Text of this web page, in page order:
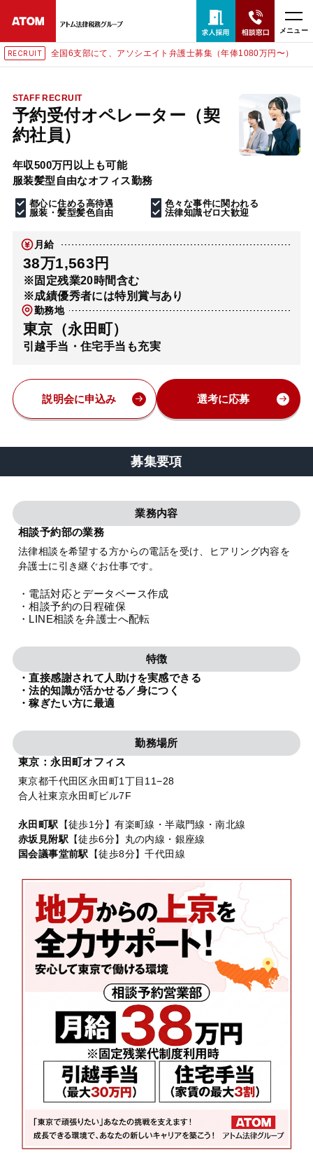
メニュー
RECRUIT 全国6支部にて、アソシエイト弁護士募集（年俸1080万円〜）
STAFF RECRUIT
予約受付オペレーター（契
約社員）
年収500万円以上も可能
服装髪型自由なオフィス勤務
都心に住める高待遇
色々な事件に関われる
服装・髪型髪色自由
法律知識ゼロ大歓迎
月給
38万1,563円
※固定残業20時間含む
※成績優秀者には特別賞与あり
勤務地
東京（永田町）
引越手当・住宅手当も充実
説明会に申込み 選考に応募
募集要項
業務内容
相談予約部の業務
法律相談を希望する方からの電話を受け、ヒアリング内容を
弁護士に引き継ぐお仕事です。
・電話対応とデータベース作成
・相談予約の日程確保
・LINE相談を弁護士へ配転
特徴
・直接感謝されて人助けを実感できる
・法的知識が活かせる／身につく
・稼ぎたい方に最適
勤務場所
東京：永田町オフィス
東京都千代田区永田町1丁目11−28
合人社東京永田町ビル7F
永田町駅 【徒歩1分】有楽町線・半蔵門線・南北線
赤坂見附駅 【徒歩6分】丸の内線・銀座線
国会議事堂前駅
【徒歩8分】千代田線
24時間365日全国対応
無料相談窓口はこちら
電話・LINE・メールで相談予約受付中
ホーム
取扱分野
解決実績
アクセス
弁護士・税理士
費用
特設サイト
相談先情報サイト
プライバシーポリシー 利用規約 内部通報
TikTok受賞